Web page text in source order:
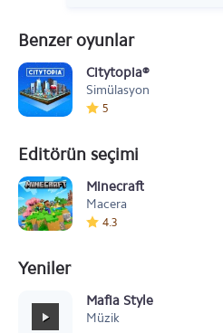
Benzer oyunlar
Citytopia®
Simülasyon
5
Editörün seçimi
Minecraft
Macera
4.3
Yeniler
Mafia Style
Müzik